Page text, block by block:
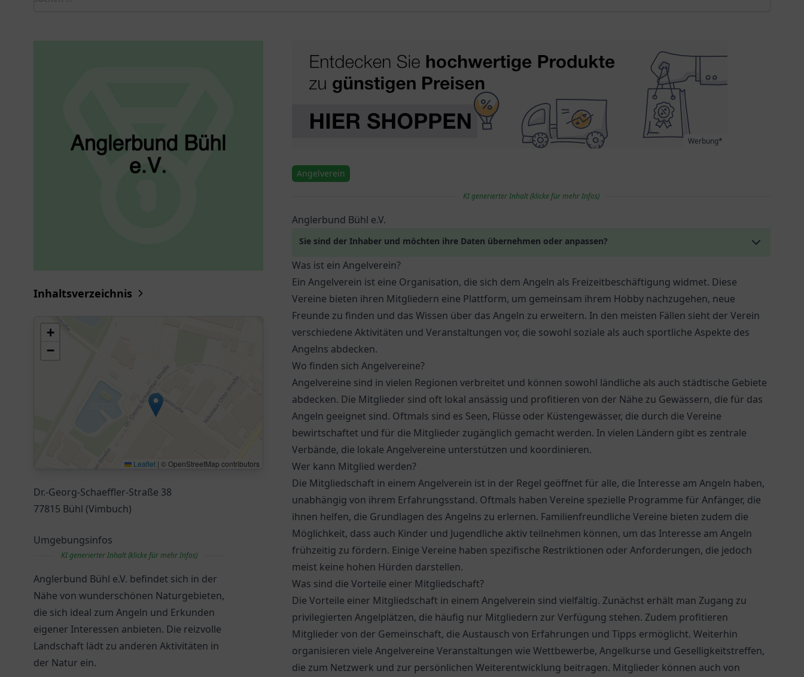
Inhaltsverzeichnis
+
−
Leaflet | © OpenStreetMap contributors
Dr.-Georg-Schaeffler-Straße 38
77815 Bühl (Vimbuch)
Umgebungsinfos
KI generierter Inhalt (klicke für mehr Infos)
Anglerbund Bühl e.V. befindet sich in der
Nähe von wunderschönen Naturgebieten,
die sich ideal zum Angeln und Erkunden
eigener Interessen anbieten. Die reizvolle
Landschaft lädt zu anderen Aktivitäten in
der Natur ein.
Werbung*
Angelverein
KI generierter Inhalt (klicke für mehr Infos)
Anglerbund Bühl e.V.
Sie sind der Inhaber und möchten ihre Daten übernehmen oder anpassen?
Was ist ein Angelverein?
Ein Angelverein ist eine Organisation, die sich dem Angeln als Freizeitbeschäftigung widmet. Diese
Vereine bieten ihren Mitgliedern eine Plattform, um gemeinsam ihrem Hobby nachzugehen, neue
Freunde zu finden und das Wissen über das Angeln zu erweitern. In den meisten Fällen sieht der Verein
verschiedene Aktivitäten und Veranstaltungen vor, die sowohl soziale als auch sportliche Aspekte des
Angelns abdecken.
Wo finden sich Angelvereine?
Angelvereine sind in vielen Regionen verbreitet und können sowohl ländliche als auch städtische Gebiete
abdecken. Die Mitglieder sind oft lokal ansässig und profitieren von der Nähe zu Gewässern, die für das
Angeln geeignet sind. Oftmals sind es Seen, Flüsse oder Küstengewässer, die durch die Vereine
bewirtschaftet und für die Mitglieder zugänglich gemacht werden. In vielen Ländern gibt es zentrale
Verbände, die lokale Angelvereine unterstützen und koordinieren.
Wer kann Mitglied werden?
Die Mitgliedschaft in einem Angelverein ist in der Regel geöffnet für alle, die Interesse am Angeln haben,
unabhängig von ihrem Erfahrungsstand. Oftmals haben Vereine spezielle Programme für Anfänger, die
ihnen helfen, die Grundlagen des Angelns zu erlernen. Familienfreundliche Vereine bieten zudem die
Möglichkeit, dass auch Kinder und Jugendliche aktiv teilnehmen können, um das Interesse am Angeln
frühzeitig zu fördern. Einige Vereine haben spezifische Restriktionen oder Anforderungen, die jedoch
meist keine hohen Hürden darstellen.
Was sind die Vorteile einer Mitgliedschaft?
Die Vorteile einer Mitgliedschaft in einem Angelverein sind vielfältig. Zunächst erhält man Zugang zu
privilegierten Angelplätzen, die häufig nur Mitgliedern zur Verfügung stehen. Zudem profitieren
Mitglieder von der Gemeinschaft, die Austausch von Erfahrungen und Tipps ermöglicht. Weiterhin
organisieren viele Angelvereine Veranstaltungen wie Wettbewerbe, Angelkurse und Geselligkeitstreffen,
die zum Netzwerk und zur persönlichen Weiterentwicklung beitragen. Mitglieder können auch von